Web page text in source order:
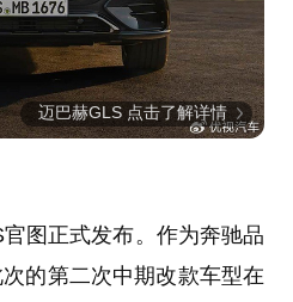
迈巴赫GLS 点击了解详情
图正式发布。作为奔驰品
的第二次中期改款车型在